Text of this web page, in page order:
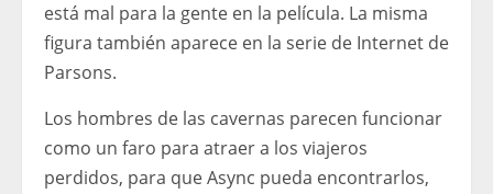
está mal para la gente en la película. La misma
figura también aparece en la serie de Internet de
Parsons.
Los hombres de las cavernas parecen funcionar
como un faro para atraer a los viajeros
perdidos, para que Async pueda encontrarlos,